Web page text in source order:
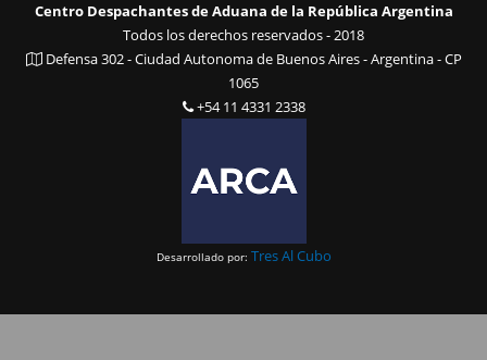
Centro Despachantes de Aduana de la República Argentina
Todos los derechos reservados - 2018
Defensa 302 - Ciudad Autonoma de Buenos Aires - Argentina - CP
1065
+54 11 4331 2338
Desarrollado por: Tres Al Cubo